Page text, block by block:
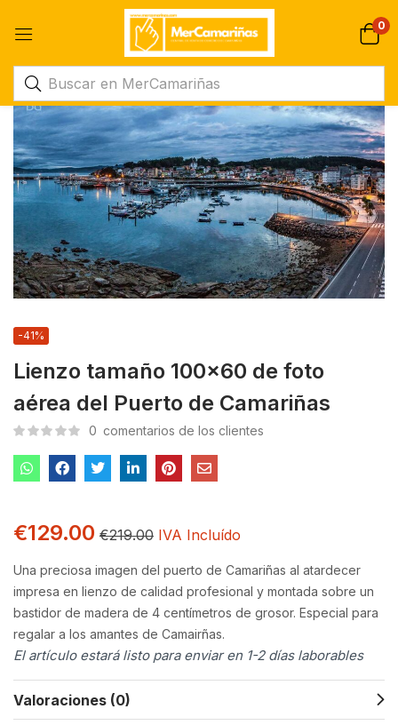
0
Lienzo tamaño 100×60 de foto
aérea del Puerto de Camariñas
-41%
0 comentarios de los clientes
€129.00 €219.00 IVA Incluído
Una preciosa imagen del puerto de Camariñas al atardecer
impresa en lienzo de calidad profesional y montada sobre un
bastidor de madera de 4 centímetros de grosor. Especial para
regalar a los amantes de Camairñas.
El artículo estará listo para enviar en 1-2 días laborables
Valoraciones (0)